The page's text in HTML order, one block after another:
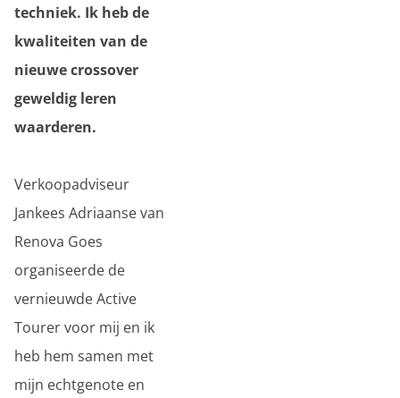
techniek. Ik heb de
kwaliteiten van de
nieuwe crossover
geweldig leren
waarderen.
Verkoopadviseur
Jankees Adriaanse van
Renova Goes
organiseerde de
vernieuwde Active
Tourer voor mij en ik
heb hem samen met
mijn echtgenote en